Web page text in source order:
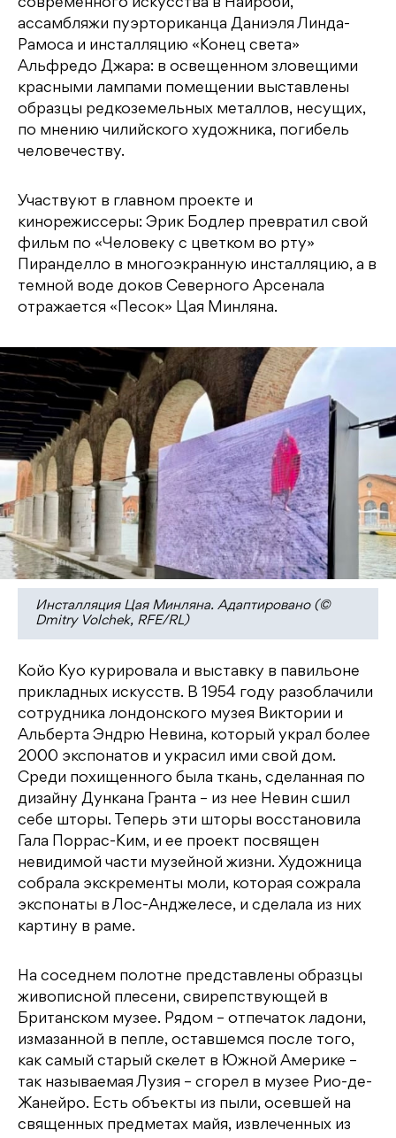
современного искусства в Найроби,
ассамбляжи пуэрториканца Даниэля Линда-
Рамоса и инсталляцию «Конец света»
Альфредо Джара: в освещенном зловещими
красными лампами помещении выставлены
образцы редкоземельных металлов, несущих,
по мнению чилийского художника, погибель
человечеству.
Участвуют в главном проекте и
кинорежиссеры: Эрик Бодлер превратил свой
фильм по «Человеку с цветком во рту»
Пиранделло в многоэкранную инсталляцию, а в
темной воде доков Северного Арсенала
отражается «Песок» Цая Минляна.
Инсталляция Цая Минляна. Адаптировано (©
Dmitry Volchek, RFE/RL)
Койо Куо курировала и выставку в павильоне
прикладных искусств. В 1954 году разоблачили
сотрудника лондонского музея Виктории и
Альберта Эндрю Невина, который украл более
2000 экспонатов и украсил ими свой дом.
Среди похищенного была ткань, сделанная по
дизайну Дункана Гранта – из нее Невин сшил
себе шторы. Теперь эти шторы восстановила
Гала Поррас-Ким, и ее проект посвящен
невидимой части музейной жизни. Художница
собрала экскременты моли, которая сожрала
экспонаты в Лос-Анджелесе, и сделала из них
картину в раме.
На соседнем полотне представлены образцы
живописной плесени, свирепствующей в
Британском музее. Рядом – отпечаток ладони,
измазанной в пепле, оставшемся после того,
как самый старый скелет в Южной Америке –
так называемая Лузия – сгорел в музее Рио-де-
Жанейро. Есть объекты из пыли, осевшей на
священных предметах майя, извлеченных из